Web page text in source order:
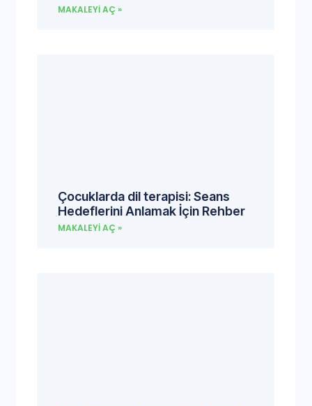
MAKALEYI AÇ »
Çocuklarda dil terapisi: Seans
Hedeflerini Anlamak İçin Rehber
MAKALEYI AÇ »